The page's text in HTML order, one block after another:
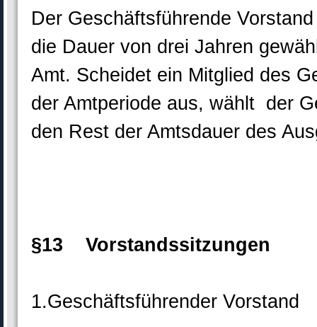
Der Geschäftsführende
die Dauer von drei Jahren
Amt. Scheidet ein Mitglied des
der Amtperiode aus, wählt der
den Rest der Amtsdauer des
§13 Vorstandssitzungen
1.Geschäftsführender Vorstand